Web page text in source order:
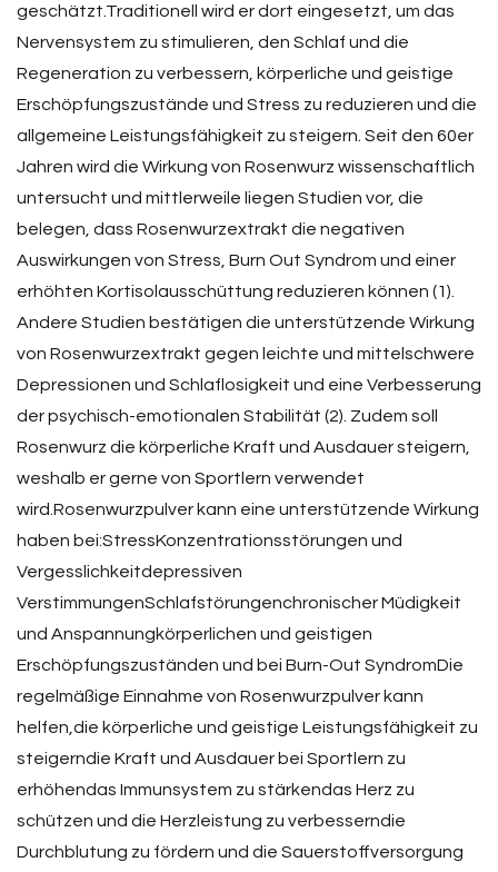
geschätzt.Traditionell wird er dort eingesetzt, um das
Nervensystem zu stimulieren, den Schlaf und die
Regeneration zu verbessern, körperliche und geistige
Erschöpfungszustände und Stress zu reduzieren und die
allgemeine Leistungsfähigkeit zu steigern. Seit den 60er
Jahren wird die Wirkung von Rosenwurz wissenschaftlich
untersucht und mittlerweile liegen Studien vor, die
belegen, dass Rosenwurzextrakt die negativen
Auswirkungen von Stress, Burn Out Syndrom und einer
erhöhten Kortisolausschüttung reduzieren können (1).
Andere Studien bestätigen die unterstützende Wirkung
von Rosenwurzextrakt gegen leichte und mittelschwere
Depressionen und Schlaflosigkeit und eine Verbesserung
der psychisch-emotionalen Stabilität (2). Zudem soll
Rosenwurz die körperliche Kraft und Ausdauer steigern,
weshalb er gerne von Sportlern verwendet
wird.Rosenwurzpulver kann eine unterstützende Wirkung
haben bei:StressKonzentrationsstörungen und
Vergesslichkeitdepressiven
VerstimmungenSchlafstörungenchronischer Müdigkeit
und Anspannungkörperlichen und geistigen
Erschöpfungszuständen und bei Burn-Out SyndromDie
regelmäßige Einnahme von Rosenwurzpulver kann
helfen,die körperliche und geistige Leistungsfähigkeit zu
steigerndie Kraft und Ausdauer bei Sportlern zu
erhöhendas Immunsystem zu stärkendas Herz zu
schützen und die Herzleistung zu verbesserndie
Durchblutung zu fördern und die Sauerstoffversorgung